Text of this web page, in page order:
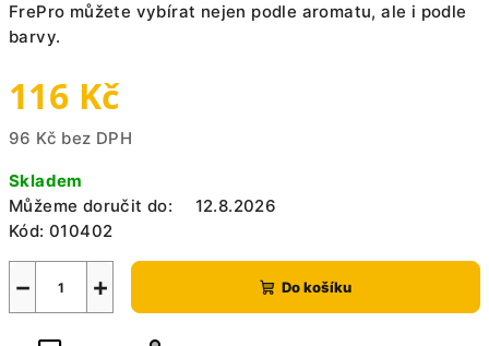
FrePro můžete vybírat nejen podle aromatu, ale i podle
barvy.
116 Kč
96 Kč bez DPH
cena:
Skladem
Můžeme doručit do:
12.8.2026
Kód: 010402
+
− Do košíku